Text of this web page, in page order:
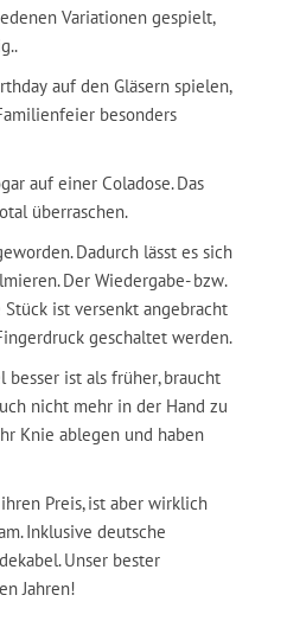
Variationen gespielt,
auf den Gläsern spielen,
besonders
auf einer Coladose. Das
überraschen.
Dadurch lässt es sich
Der Wiedergabe- bzw.
ist versenkt angebracht
geschaltet werden.
ist als früher, braucht
nicht mehr in der Hand zu
Knie ablegen und haben
Preis, ist aber wirklich
Inklusive deutsche
Unser bester
Jahren!